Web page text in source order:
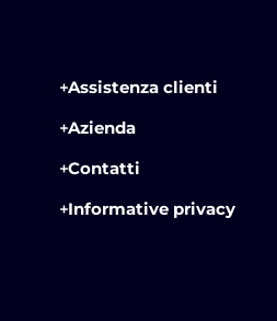
Assistenza clienti
Azienda
Contatti
Informative privacy